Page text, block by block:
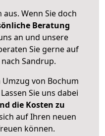
Wenn Sie doch
Beratung
an und unsere
Sie gerne auf
Sandrup.
von Bochum
Sie uns dabei
die Kosten zu
auf Ihren neuen
können.